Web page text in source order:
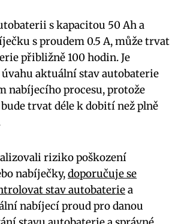
s kapacitou 50 Ah a
s proudem 0.5 A, může trvat
přibližně 100 hodin. Je
aktuální stav autobaterie
nabíjecího procesu, protože
trvat déle k dobití než plně
riziko poškození
nabíječky,doporučuje se
stav autobateriea
nabíjecí proud pro danou